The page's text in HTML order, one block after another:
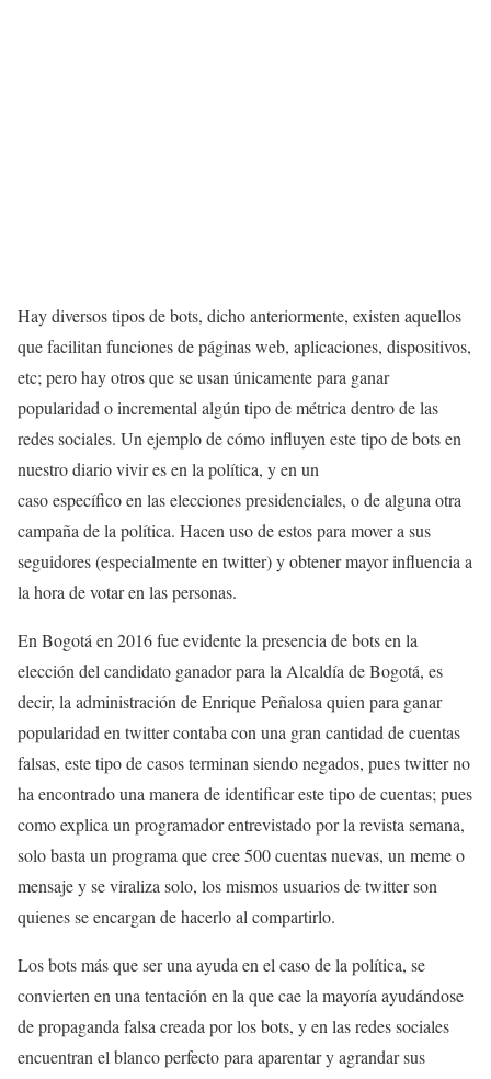
Hay diversos tipos de bots, dicho anteriormente, existen aquellos
que facilitan funciones de páginas web, aplicaciones, dispositivos,
etc; pero hay otros que se usan únicamente para ganar
popularidad o incremental algún tipo de métrica dentro de las
redes sociales. Un ejemplo de cómo influyen este tipo de bots en
nuestro diario vivir es en la política, y en un
caso específico en las elecciones presidenciales, o de alguna otra
campaña de la política. Hacen uso de estos para mover a sus
seguidores (especialmente en twitter) y obtener mayor influencia a
la hora de votar en las personas.
En Bogotá en 2016 fue evidente la presencia de bots en la
elección del candidato ganador para la Alcaldía de Bogotá, es
decir, la administración de Enrique Peñalosa quien para ganar
popularidad en twitter contaba con una gran cantidad de cuentas
falsas, este tipo de casos terminan siendo negados, pues twitter no
ha encontrado una manera de identificar este tipo de cuentas; pues
como explica un programador entrevistado por la revista semana,
solo basta un programa que cree 500 cuentas nuevas, un meme o
mensaje y se viraliza solo, los mismos usuarios de twitter son
quienes se encargan de hacerlo al compartirlo.
Los bots más que ser una ayuda en el caso de la política, se
convierten en una tentación en la que cae la mayoría ayudándose
de propaganda falsa creada por los bots, y en las redes sociales
encuentran el blanco perfecto para aparentar y agrandar sus